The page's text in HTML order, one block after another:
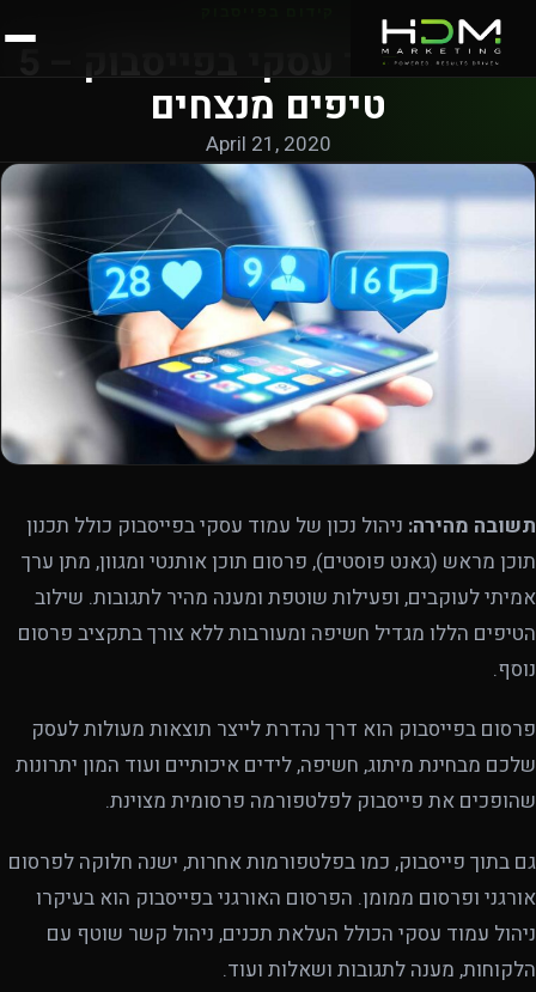
טיפים מנצחים
April 21, 2020
תשובה מהירה: ניהול נכון של עמוד עסקי בפייסבוק כולל תכנון
תוכן מראש (גאנט פוסטים), פרסום תוכן אותנטי ומגוון, מתן ערך
אמיתי לעוקבים, ופעילות שוטפת ומענה מהיר לתגובות. שילוב
הטיפים הללו מגדיל חשיפה ומעורבות ללא צורך בתקציב פרסום
נוסף.
פרסום בפייסבוק הוא דרך נהדרת לייצר תוצאות מעולות לעסק
שלכם מבחינת מיתוג, חשיפה, לידים איכותיים ועוד המון יתרונות
שהופכים את פייסבוק לפלטפורמה פרסומית מצוינת.
גם בתוך פייסבוק, כמו בפלטפורמות אחרות, ישנה חלוקה לפרסום
אורגני ופרסום ממומן. הפרסום האורגני בפייסבוק הוא בעיקרו
ניהול עמוד עסקי הכולל העלאת תכנים, ניהול קשר שוטף עם
הלקוחות, מענה לתגובות ושאלות ועוד.